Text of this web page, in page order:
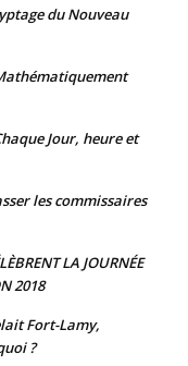
du Nouveau
Jour, heure et
les commissaires
LA JOURNÉE
2018
Fort-Lamy,
?